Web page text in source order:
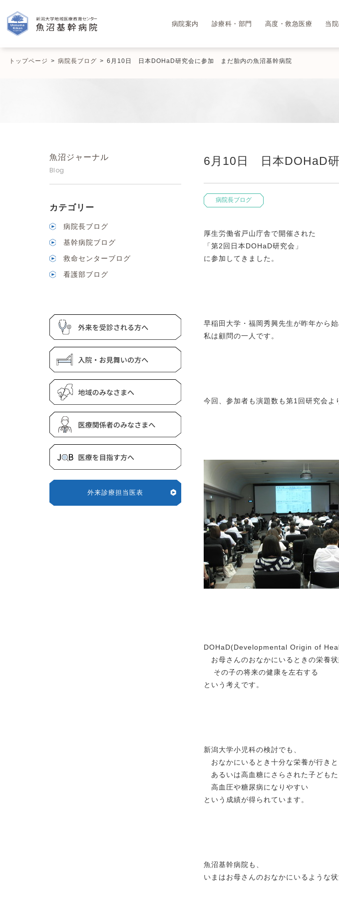
病院案内 診療科・部門 高度・救急医療 当
トップページ > 病院長ブログ > 6月10日 日本DOHaD研究会に参加 まだ胎内の魚沼基幹病院
魚沼ジャーナル
Blog
カテゴリー
病院長ブログ
基幹病院ブログ
救命センターブログ
看護部ブログ
外来診療担当医表
6月10日 日本DOHaD
病院長ブログ
厚生労働省戸山庁舎で開催された
「第2回日本DOHaD研究会」
に参加してきました。
早稲田大学・福岡秀興先生が昨年から始
私は顧問の一人です。
今回、参加者も演題数も第1回研究会よ
DOHaD(Developmental Origin of
お母さんのおなかにいるときの栄養
その子の将来の健康を左右する
という考えです。
新潟大学小児科の検討でも、
おなかにいるとき十分な栄養が行きと
あるいは高血糖にさらされた子どもた
高血圧や糖尿病になりやすい
という成績が得られています。
魚沼基幹病院も、
いまはお母さんのおなかにいるような状